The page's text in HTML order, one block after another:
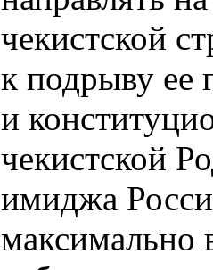
чекистской
к подрыву ее
и
чекистской
имиджа
максимально